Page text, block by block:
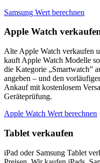
Samsung Wert berechnen
Apple Watch
Alte Apple Watch verkaufen
kauft Apple Watch Modelle
die Kategorie „Smartwatch”
angeben – und den
Ankauf mit kostenlosem
Geräteprüfung.
Apple Watch Wert berechnen
Tablet verkaufen
iPad oder Samsung Tablet